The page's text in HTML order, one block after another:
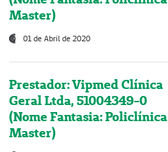
Master)
01 de Abril de 2020
Prestador: Vipmed Clínica
Geral Ltda, 51004349-0
(Nome Fantasia: Policlínica
Master)